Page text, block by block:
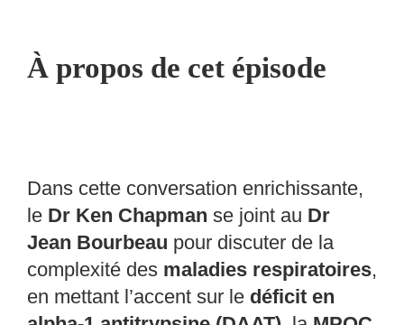
À propos de cet épisode
Dans cette conversation enrichissante,
le Dr Ken Chapman se joint au Dr
Jean Bourbeau pour discuter de la
complexité des maladies respiratoires,
en mettant l’accent sur le déficit en